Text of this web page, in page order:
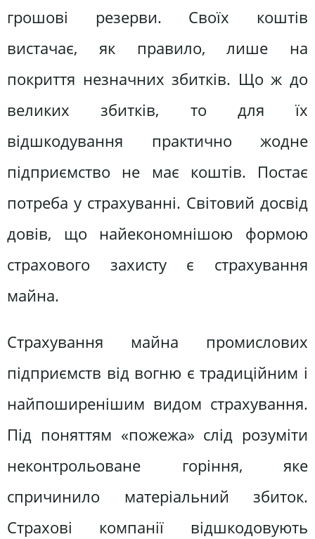
грошові резерви. Своїх коштів
вистачає, як правило, лише на
покриття незначних збитків. Що ж до
великих збитків, то для їх
відшкодування практично жодне
підприємство не має коштів. Постає
потреба у страхуванні. Світовий досвід
довів, що найекономнішою формою
страхового захисту є страхування
майна.
Страхування майна промислових
підприємств від вогню є традиційним і
найпоширенішим видом страхування.
Під поняттям «пожежа» слід розуміти
неконтрольоване горіння, яке
спричинило матеріальний збиток.
Страхові компанії відшкодовують